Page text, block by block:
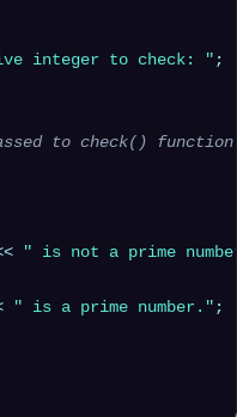
integer to check: " ;
to check() function
" is not a prime
" is a prime number." ;